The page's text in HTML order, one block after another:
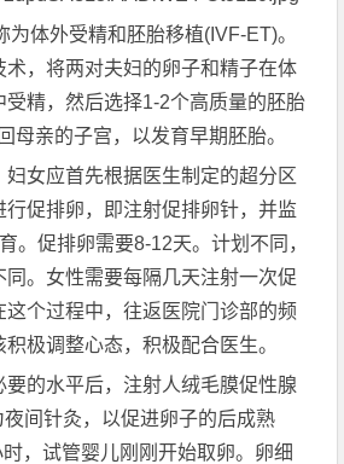
为体外受精和胚胎移植(IVF-ET)。
术，将两对夫妇的卵子和精子在体
受精，然后选择1-2个高质量的胚胎
母亲的子宫，以发育早期胚胎。
妇女应首先根据医生制定的超分区
促排卵，即注射促排卵针，并监
。促排卵需要8-12天。计划不同，
。女性需要每隔几天注射一次促
个过程中，往返医院门诊部的频
极调整心态，积极配合医生。
要的水平后，注射人绒毛膜促性腺
间针灸，以促进卵子的后成熟
，试管婴儿刚刚开始取卵。卵细